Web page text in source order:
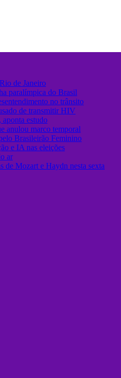
de Janeiro
paralímpica do Brasil
no trânsito
de transmitir HIV
aponta estudo
anulou marco temporal
Brasileirão Feminino
e IA nas eleições
ar
de Mozart e Haydn nesta sexta